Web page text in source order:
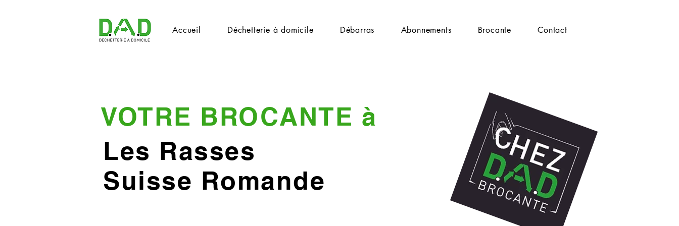
Accueil Déchetterie à domicile Débarras Abonnements Brocante Contact
VOTRE BROCANTE à
Les Rasses
Suisse Romande